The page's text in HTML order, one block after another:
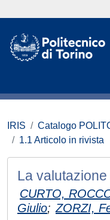
IRIS Catalogo
1.1 Articolo in rivista
La
CURTO,
Giulio; ZORZI,